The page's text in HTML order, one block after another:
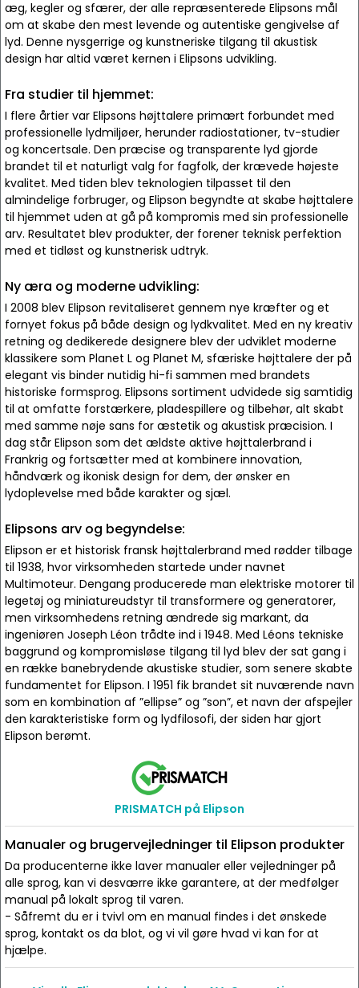
æg, kegler og sfærer, der alle repræsenterede Elipsons mål
om at skabe den mest levende og autentiske gengivelse af
lyd. Denne nysgerrige og kunstneriske tilgang til akustisk
design har altid været kernen i Elipsons udvikling.
Fra studier til hjemmet:
I flere årtier var Elipsons højttalere primært forbundet med
professionelle lydmiljøer, herunder radiostationer, tv-studier
og koncertsale. Den præcise og transparente lyd gjorde
brandet til et naturligt valg for fagfolk, der krævede højeste
kvalitet. Med tiden blev teknologien tilpasset til den
almindelige forbruger, og Elipson begyndte at skabe højttalere
til hjemmet uden at gå på kompromis med sin professionelle
arv. Resultatet blev produkter, der forener teknisk perfektion
med et tidløst og kunstnerisk udtryk.
Ny æra og moderne udvikling:
I 2008 blev Elipson revitaliseret gennem nye kræfter og et
fornyet fokus på både design og lydkvalitet. Med en ny kreativ
retning og dedikerede designere blev der udviklet moderne
klassikere som Planet L og Planet M, sfæriske højttalere der på
elegant vis binder nutidig hi-fi sammen med brandets
historiske formsprog. Elipsons sortiment udvidede sig samtidig
til at omfatte forstærkere, pladespillere og tilbehør, alt skabt
med samme nøje sans for æstetik og akustisk præcision. I
dag står Elipson som det ældste aktive højttalerbrand i
Frankrig og fortsætter med at kombinere innovation,
håndværk og ikonisk design for dem, der ønsker en
lydoplevelse med både karakter og sjæl.
Elipsons arv og begyndelse:
Elipson er et historisk fransk højttalerbrand med rødder tilbage
til 1938, hvor virksomheden startede under navnet
Multimoteur. Dengang producerede man elektriske motorer til
legetøj og miniatureudstyr til transformere og generatorer,
men virksomhedens retning ændrede sig markant, da
ingeniøren Joseph Léon trådte ind i 1948. Med Léons tekniske
baggrund og kompromisløse tilgang til lyd blev der sat gang i
en række banebrydende akustiske studier, som senere skabte
fundamentet for Elipson. I 1951 fik brandet sit nuværende navn
som en kombination af ”ellipse” og ”son”, et navn der afspejler
den karakteristiske form og lydfilosofi, der siden har gjort
Elipson berømt.
PRISMATCH på Elipson
Manualer og brugervejledninger til Elipson produkter
Da producenterne ikke laver manualer eller vejledninger på
alle sprog, kan vi desværre ikke garantere, at der medfølger
manual på lokalt sprog til varen.
- Såfremt du er i tvivl om en manual findes i det ønskede
sprog, kontakt os da blot, og vi vil gøre hvad vi kan for at
hjælpe.